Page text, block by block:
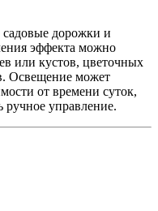
садовые дорожки и
эффекта можно
или кустов, цветочных
Освещение может
от времени суток,
ручное управление.